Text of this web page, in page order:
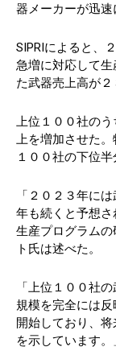
器メーカーが迅速
SIPRIによると、
急増に対応して
た武器売上高が２
上位１００社の
上を増加させた
１００社の下位半
「２０２３年に
年も続くと予想
生産プログラム
ト氏は述べた。
「上位１００社
規模を完全には
開始しており、
を示しています。